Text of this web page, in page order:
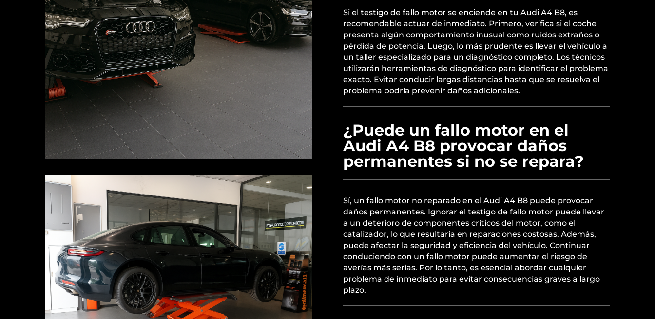
Si el testigo de fallo motor se enciende en tu Audi A4 B8, es
recomendable actuar de inmediato. Primero, verifica si el coche
presenta algún comportamiento inusual como ruidos extraños o
pérdida de potencia. Luego, lo más prudente es llevar el vehículo a
un taller especializado para un diagnóstico completo. Los técnicos
utilizarán herramientas de diagnóstico para identificar el problema
exacto. Evitar conducir largas distancias hasta que se resuelva el
problema podría prevenir daños adicionales.
¿Puede un fallo motor en el
Audi A4 B8 provocar daños
permanentes si no se repara?
Sí, un fallo motor no reparado en el Audi A4 B8 puede provocar
daños permanentes. Ignorar el testigo de fallo motor puede llevar
a un deterioro de componentes críticos del motor, como el
catalizador, lo que resultaría en reparaciones costosas. Además,
puede afectar la seguridad y eficiencia del vehículo. Continuar
conduciendo con un fallo motor puede aumentar el riesgo de
averías más serias. Por lo tanto, es esencial abordar cualquier
problema de inmediato para evitar consecuencias graves a largo
plazo.